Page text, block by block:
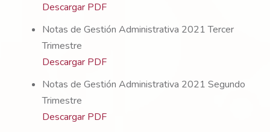
Descargar PDF
Notas de Gestión Administrativa 2021 Tercer
Trimestre
Descargar PDF
Notas de Gestión Administrativa 2021 Segundo
Trimestre
Descargar PDF